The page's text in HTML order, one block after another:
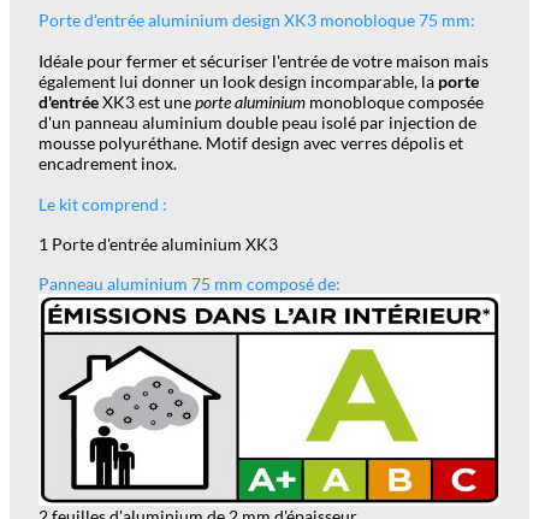
Porte d'entrée aluminium design XK3 monobloque 75 mm:
Idéale pour fermer et sécuriser l'entrée de votre maison mais
également lui donner un look design incomparable, la porte
d'entréeXK3 est uneporte aluminium monobloque composée
d'un panneau aluminium double peau isolé par injection de
mousse polyuréthane. Motif design avec verres dépolis et
encadrement inox.
Le kit comprend :
1 Porte d'entrée aluminium XK3
Panneau aluminium 75 mm composé de: